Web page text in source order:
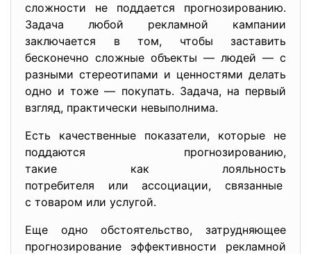
сложности не поддается прогнозированию.
Задача любой рекламной кампании
заключается в том, чтобы заставить
бесконечно сложные объекты — людей — с
разными стереотипами и ценностями делать
одно и тоже — покупать. Задача, на первый
взгляд, практически невыполнима.
Есть качественные показатели, которые не
поддаются прогнозированию,
такие как лояльность
потребителя или ассоциации, связанные
с товаром или услугой.
Еще одно обстоятельство, затрудняющее
прогнозирование эффективности рекламной